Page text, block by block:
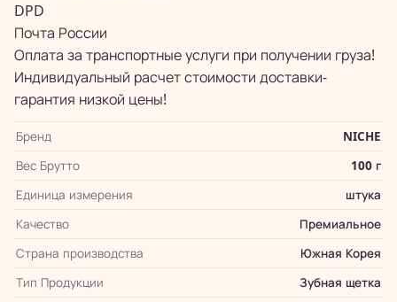
DPD
Почта России
Оплата за транспортные услуги при получении груза!
Индивидуальный расчет стоимости доставки-
гарантия низкой цены!
Бренд
NICHE
Вес Брутто
100 г
Единица измерения
штука
Качество
Премиальное
Страна производства
Южная Корея
Тип Продукции
Зубная щетка